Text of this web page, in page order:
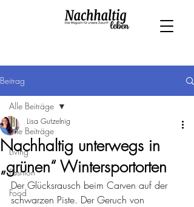
Beitrag
Alle Beiträge
Living
Fashion
Food
Alle Beiträge
Nachhaltig unterwegs in
„grünen“ Wintersportorten
Lisa Gutzelnig
Der Glücksrausch beim Carven auf der
schwarzen Piste. Der Geruch von